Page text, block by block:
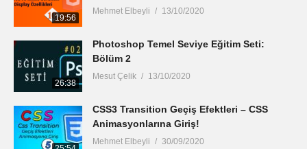
19:56
Mehmet Elbeyli 13/10/2020
26:38
Photoshop Temel Seviye Eğitim Seti:
Bölüm 2
Mesut Çelik 13/10/2020
CSS3 Transition Geçiş Efektleri – CSS
Animasyonlarına Giriş!
Mehmet Elbeyli 30/09/2020